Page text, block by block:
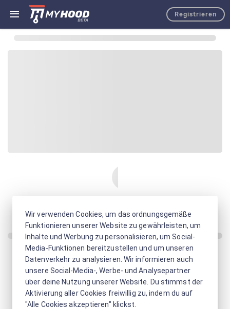
Registrieren
Wir verwenden Cookies, um das ordnungsgemäße
Funktionieren unserer Website zu gewährleisten, um
Inhalte und Werbung zu personalisieren, um Social-
Media-Funktionen bereitzustellen und um unseren
Datenverkehr zu analysieren. Wir informieren auch
unsere Social-Media-, Werbe- und Analysepartner
über deine Nutzung unserer Website. Du stimmst der
Aktivierung aller Cookies freiwillig zu, indem du auf
"Alle Cookies akzeptieren" klickst.